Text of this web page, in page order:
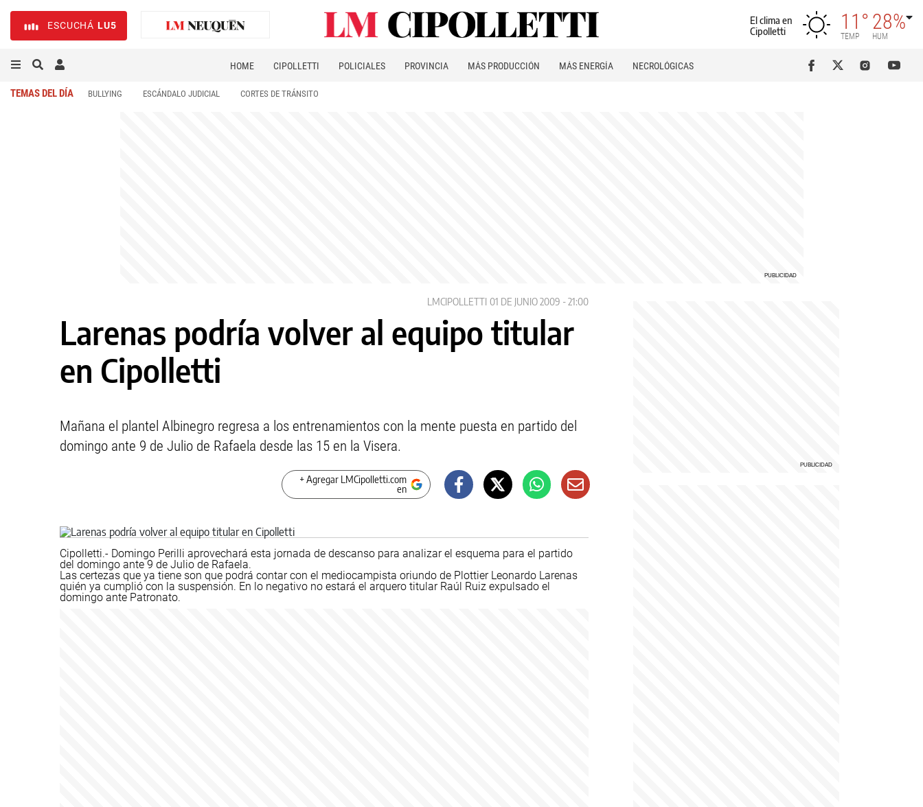
ESCUCHÁ LU5
El clima en
Cipolletti
11°
TEMP
28%
HUM
HOME CIPOLLETTI POLICIALES PROVINCIA MÁS PRODUCCIÓN MÁS ENERGÍA NECROLÓGICAS
TEMAS DEL DÍA BULLYING ESCÁNDALO JUDICIAL CORTES DE TRÁNSITO
LMCIPOLLETTI 01 DE JUNIO 2009 - 21:00
Larenas podría volver al equipo titular
en Cipolletti
Mañana el plantel Albinegro regresa a los entrenamientos con la mente puesta en partido del
domingo ante 9 de Julio de Rafaela desde las 15 en la Visera.
+ Agregar LMCipolletti.com
en
Cipolletti.- Domingo Perilli aprovechará esta jornada de descanso para analizar el esquema para el partido
del domingo ante 9 de Julio de Rafaela.
Las certezas que ya tiene son que podrá contar con el mediocampista oriundo de Plottier Leonardo Larenas
quién ya cumplió con la suspensión. En lo negativo no estará el arquero titular Raúl Ruiz expulsado el
domingo ante Patronato.